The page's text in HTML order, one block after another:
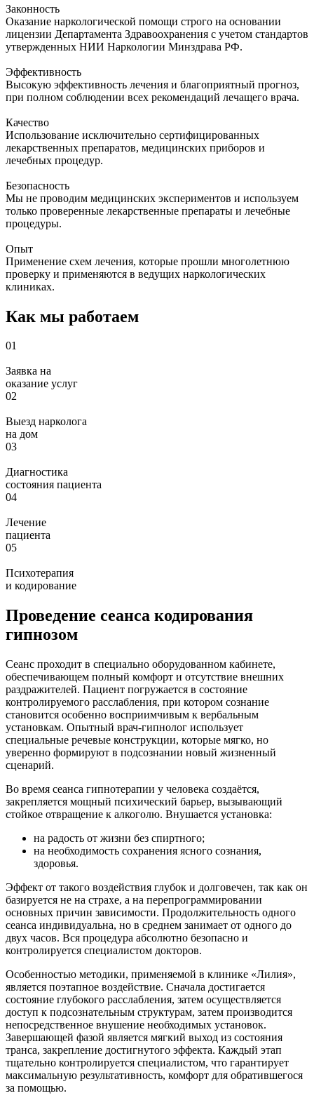
Законность
Оказание наркологической помощи строго на основании
лицензии Департамента Здравоохранения с учетом стандартов
утвержденных НИИ Наркологии Минздрава РФ.
Эффективность
Высокую эффективность лечения и благоприятный прогноз,
при полном соблюдении всех рекомендаций лечащего врача.
Качество
Использование исключительно сертифицированных
лекарственных препаратов, медицинских приборов и
лечебных процедур.
Безопасность
Мы не проводим медицинских экспериментов и используем
только проверенные лекарственные препараты и лечебные
процедуры.
Опыт
Применение схем лечения, которые прошли многолетнюю
проверку и применяются в ведущих наркологических
клиниках.
Как мы работаем
01
Заявка на
оказание услуг
02
Выезд нарколога
на дом
03
Диагностика
состояния пациента
04
Лечение
пациента
05
Психотерапия
и кодирование
Проведение сеанса кодирования
гипнозом
Сеанс проходит в специально оборудованном кабинете,
обеспечивающем полный комфорт и отсутствие внешних
раздражителей. Пациент погружается в состояние
контролируемого расслабления, при котором сознание
становится особенно восприимчивым к вербальным
установкам. Опытный врач-гипнолог использует
специальные речевые конструкции, которые мягко, но
уверенно формируют в подсознании новый жизненный
сценарий.
Во время сеанса гипнотерапии у человека создаётся,
закрепляется мощный психический барьер, вызывающий
стойкое отвращение к алкоголю. Внушается установка:
на радость от жизни без спиртного;
на необходимость сохранения ясного сознания,
здоровья.
Эффект от такого воздействия глубок и долговечен, так как он
базируется не на страхе, а на перепрограммировании
основных причин зависимости. Продолжительность одного
сеанса индивидуальна, но в среднем занимает от одного до
двух часов. Вся процедура абсолютно безопасно и
контролируется специалистом докторов.
Особенностью методики, применяемой в клинике «Лилия»,
является поэтапное воздействие. Сначала достигается
состояние глубокого расслабления, затем осуществляется
доступ к подсознательным структурам, затем производится
непосредственное внушение необходимых установок.
Завершающей фазой является мягкий выход из состояния
транса, закрепление достигнутого эффекта. Каждый этап
тщательно контролируется специалистом, что гарантирует
максимальную результативность, комфорт для обратившегося
за помощью.